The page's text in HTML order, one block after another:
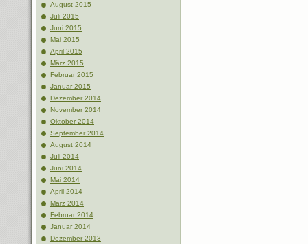
August 2015
Juli 2015
Juni 2015
Mai 2015
April 2015
März 2015
Februar 2015
Januar 2015
Dezember 2014
November 2014
Oktober 2014
September 2014
August 2014
Juli 2014
Juni 2014
Mai 2014
April 2014
März 2014
Februar 2014
Januar 2014
Dezember 2013